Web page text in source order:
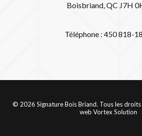
Boisbriand, QC J7H
Téléphone : 450 818-
© 2026 Signature Bois Briand. Tous les
web Vortex Solution